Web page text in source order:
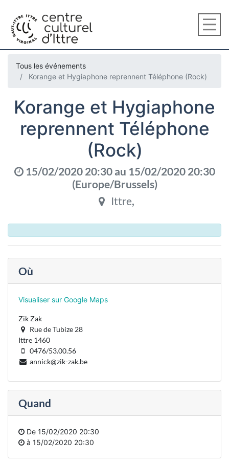
Tous les événements
Korange et Hygiaphone reprennent Téléphone (Rock)
Korange et Hygiaphone
reprennent Téléphone
(Rock)
15/02/2020 20:30au 15/02/2020 20:30
(Europe/Brussels)
Ittre,
Où
Visualiser sur Google Maps
Zik Zak
Rue de Tubize 28
Ittre 1460
0476/53.00.56
annick@zik-zak.be
Quand
De 15/02/2020 20:30
à 15/02/2020 20:30